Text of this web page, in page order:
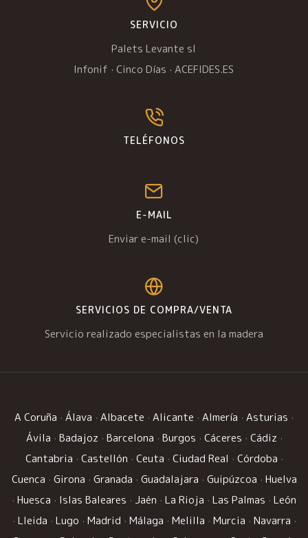
SERVICIO
Palets Levante sl
Infonif ·Cinco Días ·ACEFIDES.ES
TELÉFONOS
E-MAIL
Enviar e-mail (clic)
SERVICIOS DE COMPRA/VENTA
Servicio realizado especialistas en la madera
A Coruña · Álava · Albacete · Alicante · Almería · Asturias ·
Ávila · Badajoz · Barcelona · Burgos · Cáceres · Cádiz ·
Cantabria · Castellón · Ceuta · Ciudad Real · Córdoba ·
Cuenca · Girona · Granada · Guadalajara · Guipúzcoa · Huelva
· Huesca · Islas Baleares · Jaén · La Rioja · Las Palmas · León
· Lleida · Lugo · Madrid · Málaga · Melilla · Murcia · Navarra ·